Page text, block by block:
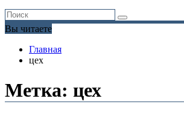
Вы читаете
Главная
цех
Метка: цех